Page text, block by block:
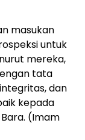
masukan
untuk
mereka,
tata
dan
kepada
(Imam